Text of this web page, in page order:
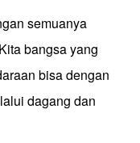
semuanya
bangsa yang
bisa dengan
dagang dan